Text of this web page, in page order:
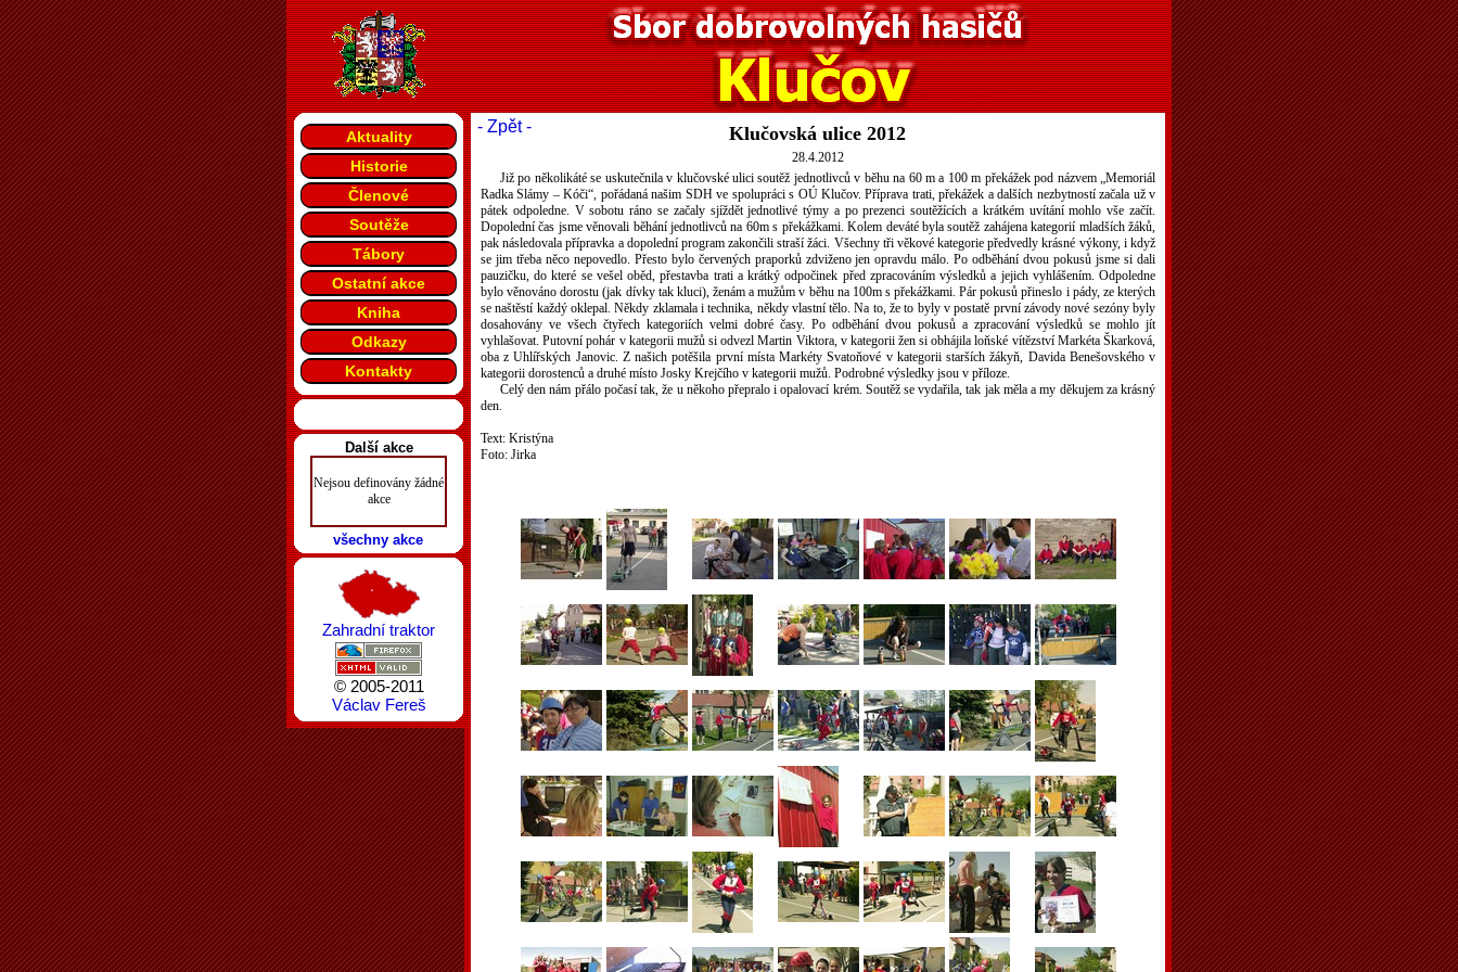
- Zpět - Klučovská ulice 2012
28.4.2012
Již po několikáté se uskutečnila v klučovské ulici soutěž jednotlivců v běhu na 60 m a 100 m překážek pod názvem „Memoriál
Radka Slámy – Kóči“, pořádaná našim SDH ve spolupráci s OÚ Klučov. Příprava trati, překážek a dalších nezbytností začala už v
pátek odpoledne. V sobotu ráno se začaly sjíždět jednotlivé týmy a po prezenci soutěžících a krátkém uvítání mohlo vše začít.
Dopolední čas jsme věnovali běhání jednotlivců na 60m s překážkami. Kolem deváté byla soutěž zahájena kategorií mladších žáků,
pak následovala přípravka a dopolední program zakončili straší žáci. Všechny tři věkové kategorie předvedly krásné výkony, i když
se jim třeba něco nepovedlo. Přesto bylo červených praporků zdviženo jen opravdu málo. Po odběhání dvou pokusů jsme si dali
pauzičku, do které se vešel oběd, přestavba trati a krátký odpočinek před zpracováním výsledků a jejich vyhlášením. Odpoledne
bylo věnováno dorostu (jak dívky tak kluci), ženám a mužům v běhu na 100m s překážkami. Pár pokusů přineslo i pády, ze kterých
se naštěstí každý oklepal. Někdy zklamala i technika, někdy vlastní tělo. Na to, že to byly v postatě první závody nové sezóny byly
dosahovány ve všech čtyřech kategoriích velmi dobré časy. Po odběhání dvou pokusů a zpracování výsledků se mohlo jít
vyhlašovat. Putovní pohár v kategorii mužů si odvezl Martin Viktora, v kategorii žen si obhájila loňské vítězství Markéta Škarková,
oba z Uhlířských Janovic. Z našich potěšila první místa Markéty Svatoňové v kategorii starších žákyň, Davida Benešovského v
kategorii dorostenců a druhé místo Josky Krejčího v kategorii mužů. Podrobné výsledky jsou v příloze.
Celý den nám přálo počasí tak, že u někoho přepralo i opalovací krém. Soutěž se vydařila, tak jak měla a my děkujem za krásný
den.
Text: Kristýna
Foto: Jirka
Aktuality
Historie
Členové
Soutěže
Tábory
Ostatní akce
Kniha
Odkazy
Kontakty
Další akce
Nejsou definovány žádné
akce
všechny akce
Zahradní traktor
© 2005-2011
Václav Fereš